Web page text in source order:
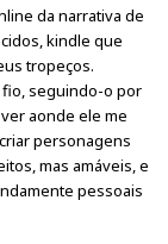
da narrativa de
kindle que
tropeços.
seguindo-o por
aonde ele me
personagens
mas amáveis, e
pessoais